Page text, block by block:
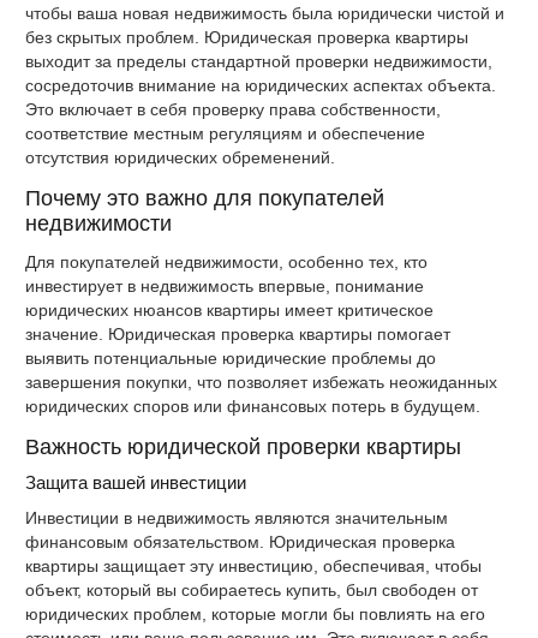
чтобы ваша новая недвижимость была юридически чистой и
без скрытых проблем. Юридическая проверка квартиры
выходит за пределы стандартной проверки недвижимости,
сосредоточив внимание на юридических аспектах объекта.
Это включает в себя проверку права собственности,
соответствие местным регуляциям и обеспечение
отсутствия юридических обременений.
Почему это важно для покупателей
недвижимости
Для покупателей недвижимости, особенно тех, кто
инвестирует в недвижимость впервые, понимание
юридических нюансов квартиры имеет критическое
значение. Юридическая проверка квартиры помогает
выявить потенциальные юридические проблемы до
завершения покупки, что позволяет избежать неожиданных
юридических споров или финансовых потерь в будущем.
Важность юридической проверки квартиры
Защита вашей инвестиции
Инвестиции в недвижимость являются значительным
финансовым обязательством. Юридическая проверка
квартиры защищает эту инвестицию, обеспечивая, чтобы
объект, который вы собираетесь купить, был свободен от
юридических проблем, которые могли бы повлиять на его